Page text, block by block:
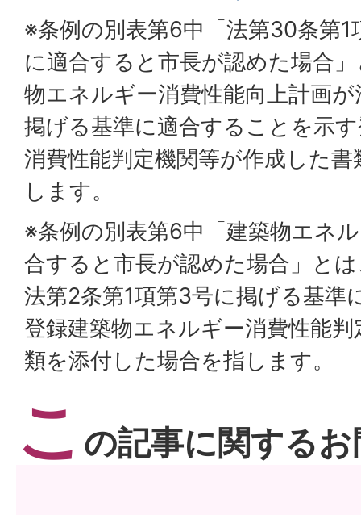
※条例の別表第6中「法第30条第1
に適合すると市長が認めた場合
物エネルギー消費性能向上計画
掲げる基準に適合することを示
消費性能判定機関等が作成した
します。
※条例の別表第6中「建築物エネ
合すると市長が認めた場合」と
法第2条第1項第3号に掲げる基準
登録建築物エネルギー消費性能
類を添付した場合を指します。
こ の記事に関する